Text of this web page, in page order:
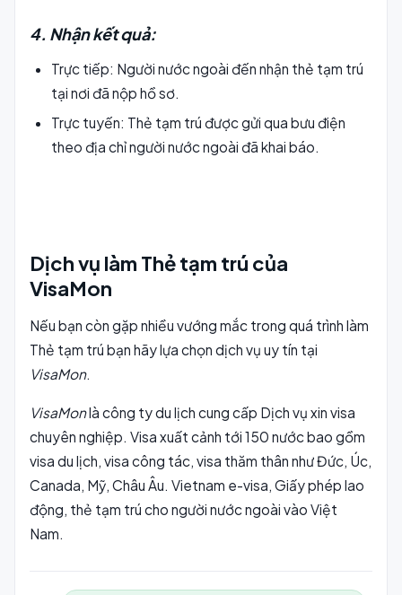
4. Nhận kết quả:
Trực tiếp: Người nước ngoài đến nhận thẻ tạm trú
tại nơi đã nộp hồ sơ.
Trực tuyến: Thẻ tạm trú được gửi qua bưu điện
theo địa chỉ người nước ngoài đã khai báo.
Dịch vụ làm Thẻ tạm trú của
VisaMon
Nếu bạn còn gặp nhiều vướng mắc trong quá trình làm
Thẻ tạm trú bạn hãy lựa chọn dịch vụ uy tín tại
VisaMon.
VisaMonlà công ty du lịch cung cấp Dịch vụ xin visa
chuyên nghiệp. Visa xuất cảnh tới 150 nước bao gồm
visa du lịch, visa công tác, visa thăm thân như Đức, Úc,
Canada, Mỹ, Châu Âu. Vietnam e-visa, Giấy phép lao
động, thẻ tạm trú cho người nước ngoài vào Việt
Nam.